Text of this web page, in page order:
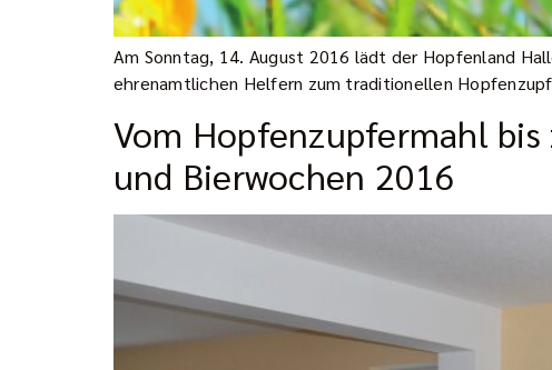
Am Sonntag, 14. August 2016 lädt der Hopfenland
ehrenamtlichen Helfern zum traditionellen
Vom Hopfenzupfermahl
und Bierwochen 2016